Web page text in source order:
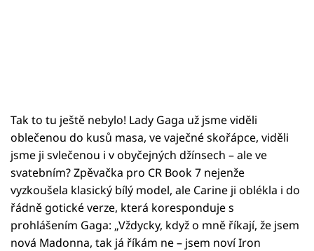
Tak to tu ještě nebylo! Lady Gaga už jsme viděli
oblečenou do kusů masa, ve vaječné skořápce, viděli
jsme ji svlečenou i v obyčejných džínsech – ale ve
svatebním? Zpěvačka pro CR Book 7 nejenže
vyzkoušela klasický bílý model, ale Carine ji oblékla i do
řádně gotické verze, která koresponduje s
prohlášením Gaga: „Vždycky, když o mně říkají, že jsem
nová Madonna, tak já říkám ne – jsem noví Iron